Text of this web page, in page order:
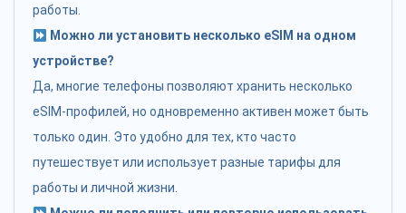
работы.
Можно ли установить несколько eSIM на одном
устройстве?
Да, многие телефоны позволяют хранить несколько
eSIM-профилей, но одновременно активен может быть
только один. Это удобно для тех, кто часто
путешествует или использует разные тарифы для
работы и личной жизни.